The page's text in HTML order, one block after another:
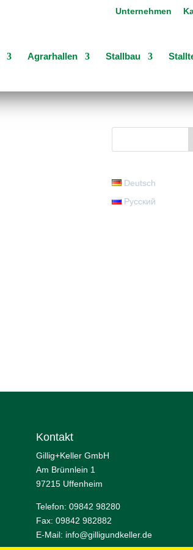
Unternehmen
Agrarhallen Stallbau
Deutsch
Русский
Kontakt
Gillig+Keller GmbH
Am Brünnlein 1
97215 Uffenheim
Telefon: 09842 98280
Fax: 09842 982882
E-Mail: info@gilligundkeller.de